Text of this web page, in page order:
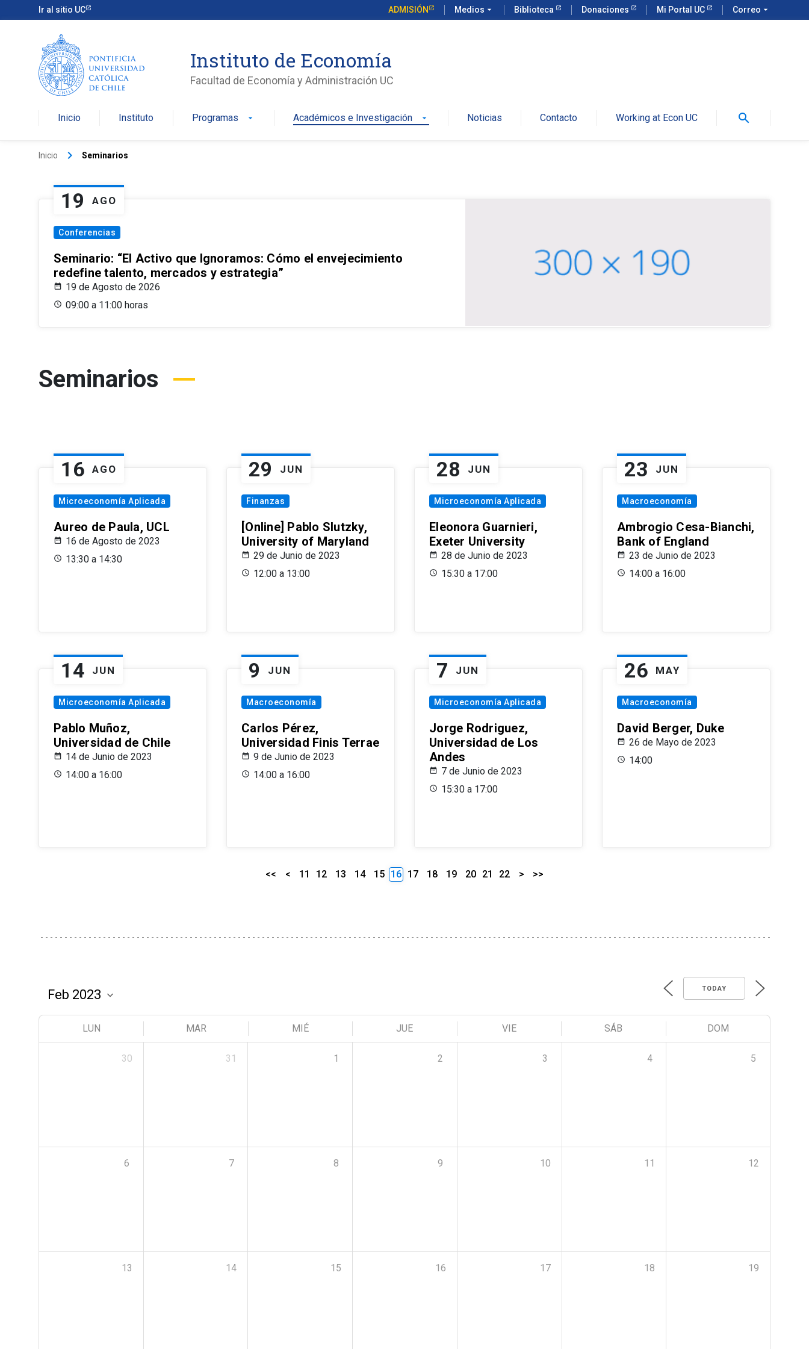
Ir al sitio UC ADMISIÓN Medios arrow_drop_down Biblioteca Donaciones Mi Portal UC Correo arrow_drop_down
Instituto de Economía
Facultad de Economía y Administración UC
Inicio Instituto Programas arrow_drop_down Académicos e Investigación arrow_drop_down Noticias Contacto Working at Econ UC search
Inicio keyboard_arrow_right Seminarios
19 AGO
Conferencias
Seminario: “El Activo que Ignoramos: Cómo el envejecimiento
redefine talento, mercados y estrategia”
19 de Agosto de 2026
09:00 a 11:00 horas
Seminarios
16 AGO
Microeconomía Aplicada
Aureo de Paula, UCL
16 de Agosto de 2023
13:30 a 14:30
29 JUN
Finanzas
[Online] Pablo Slutzky,
University of Maryland
29 de Junio de 2023
12:00 a 13:00
28 JUN
Microeconomía Aplicada
Eleonora Guarnieri,
Exeter University
28 de Junio de 2023
15:30 a 17:00
23 JUN
Macroeconomía
Ambrogio Cesa-Bianchi,
Bank of England
23 de Junio de 2023
14:00 a 16:00
14 JUN
Microeconomía Aplicada
Pablo Muñoz,
Universidad de Chile
14 de Junio de 2023
14:00 a 16:00
9 JUN
Macroeconomía
Carlos Pérez,
Universidad Finis Terrae
9 de Junio de 2023
14:00 a 16:00
7 JUN
Microeconomía Aplicada
Jorge Rodriguez,
Universidad de Los
Andes
7 de Junio de 2023
15:30 a 17:00
26 MAY
Macroeconomía
David Berger, Duke
26 de Mayo de 2023
14:00
<< < 11 12 13 14 15 16 17 18 19 20 21 22 > >>
TODAY
LUN MAR MIÉ JUE VIE SÁB DOM
30 31 1 2 3 4 5
6 7 8 9 10 11 12
13 14 15 16 17 18 19